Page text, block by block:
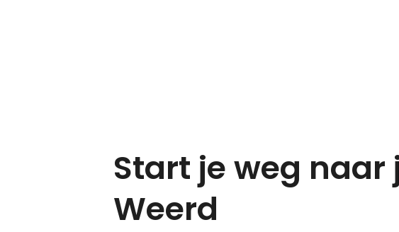
Start je weg naar
Weerd